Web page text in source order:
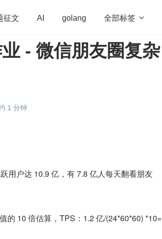
征文 AI golang 全部标签 
学习方法 Web3.0 高效工作
- 微信朋友圈复杂
1 分钟
用户达 10.9 亿，有 7.8 亿人每天翻看朋友
的 10 倍估算，TPS：1.2 亿/(24*60*60) *10=